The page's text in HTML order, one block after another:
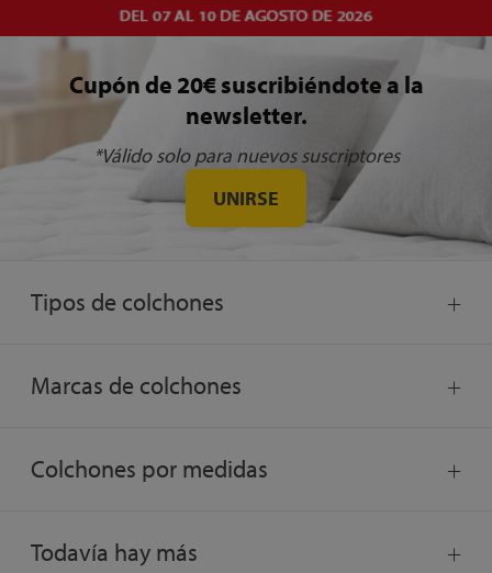
Cupón de 20€ suscribiéndote a la
newsletter.
*Válido solo para nuevos suscriptores
UNIRSE
Tipos de colchones
Marcas de colchones
Colchones por medidas
Todavía hay más